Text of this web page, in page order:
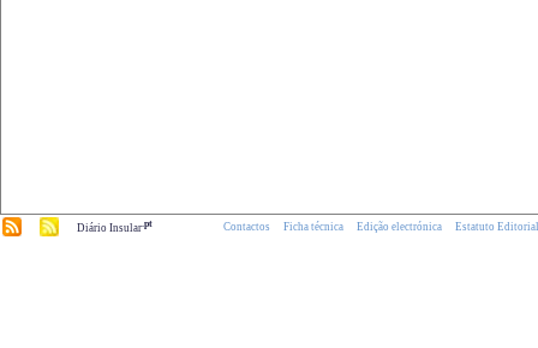
Diário Insular.pt Contactos Ficha técnica Edição electrónica Estatuto Editorial